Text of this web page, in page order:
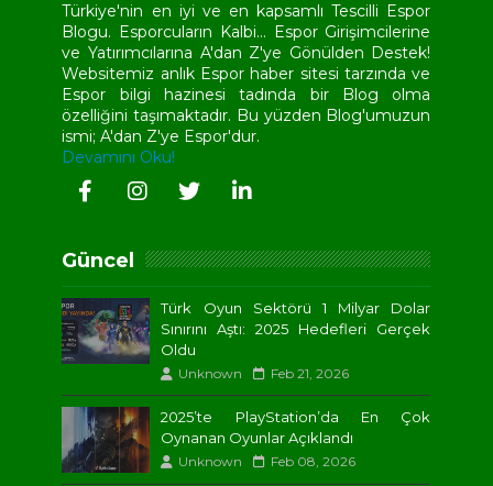
Türkiye'nin en iyi ve en kapsamlı Tescilli Espor
Blogu. Esporcuların Kalbi... Espor Girişimcilerine
ve Yatırımcılarına A'dan Z'ye Gönülden Destek!
Websitemiz anlık Espor haber sitesi tarzında ve
Espor bilgi hazinesi tadında bir Blog olma
özelliğini taşımaktadır. Bu yüzden Blog'umuzun
ismi; A'dan Z'ye Espor'dur.
Devamını Oku!
Güncel
Türk Oyun Sektörü 1 Milyar Dolar
Sınırını Aştı: 2025 Hedefleri Gerçek
Oldu
Unknown Feb 21, 2026
2025’te PlayStation’da En Çok
Oynanan Oyunlar Açıklandı
Unknown Feb 08, 2026